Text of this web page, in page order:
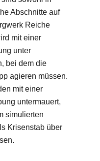
Abschnitte auf
Reiche
mit einer
unter
bei dem die
agieren müssen.
mit einer
untermauert,
simulierten
Krisenstab über